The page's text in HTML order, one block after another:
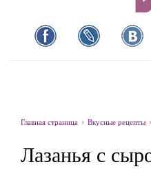
Главная страница Вкусные рецепты
Лазанья с